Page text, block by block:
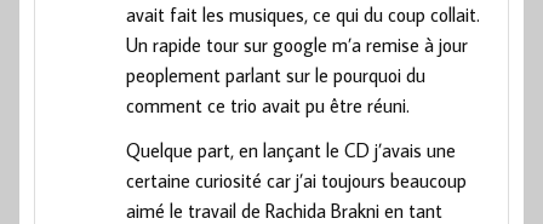
avait fait les musiques, ce qui du coup collait.
Un rapide tour sur google m’a remise à jour
peoplement parlant sur le pourquoi du
comment ce trio avait pu être réuni.
Quelque part, en lançant le CD j’avais une
certaine curiosité car j’ai toujours beaucoup
aimé le travail de Rachida Brakni en tant